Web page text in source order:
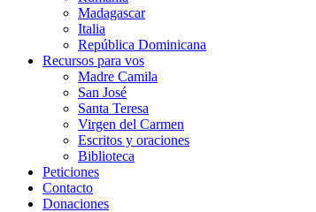
Madagascar
Italia
República Dominicana
Recursos para vos
Madre Camila
San José
Santa Teresa
Virgen del Carmen
Escritos y oraciones
Biblioteca
Peticiones
Contacto
Donaciones